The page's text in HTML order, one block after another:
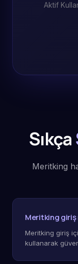
Aktif
Sıkça
Meritking
Meritking giriş
Meritking giriş
kullanarak